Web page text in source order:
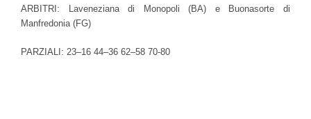
ARBITRI: Laveneziana di Monopoli (BA) e Buonasorte di
Manfredonia (FG)
PARZIALI: 23–16 44–36 62–58 70-80